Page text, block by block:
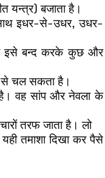
यन्त्र) बजाता है।
इधर-से-उधर, उधर-
इसे बन्द करके कुछ और
से चल सकता है।
वह सांप और नेवला के
तरफ जाता है। लो
तमाशा दिखा कर पैसे